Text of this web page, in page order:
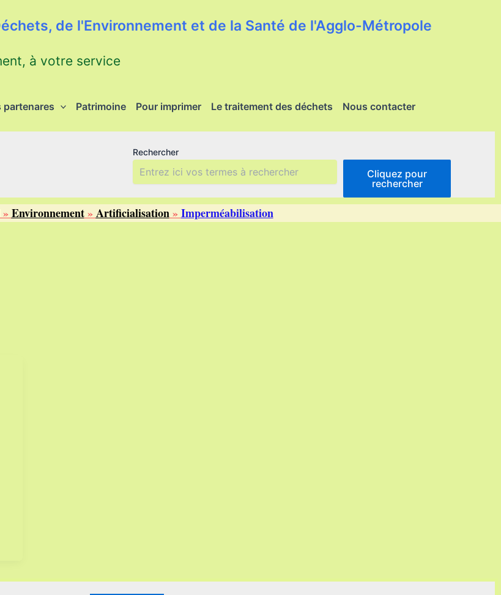
de l'Environnement et de la Santé de l'Agglo-Métropole
à votre service
partenares Patrimoine Pour imprimer Le traitement des déchets Nous contacter
Rechercher
Cliquez pour
rechercher
»Environnement»Artificialisation»Imperméabilisation